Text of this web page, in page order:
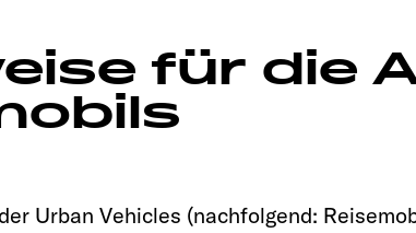
für die
Urban Vehicles (nachfolgend: